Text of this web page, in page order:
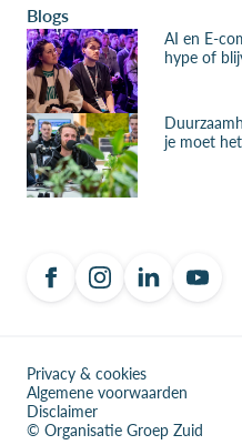
Blogs
AI en E-
hype of
je moet
Privacy & cookies
Algemene voorwaarden
Disclaimer
© Organisatie Groep Zuid